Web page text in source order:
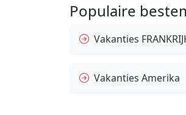
Populaire
Vakanties
Vakanties Amerika